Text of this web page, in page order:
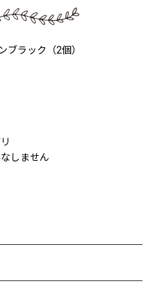
ブラック（2個）
しません